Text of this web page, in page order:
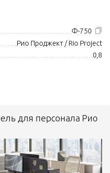
Ф-750
Рио Проджект / Rio Project
0,8
для персонала Рио